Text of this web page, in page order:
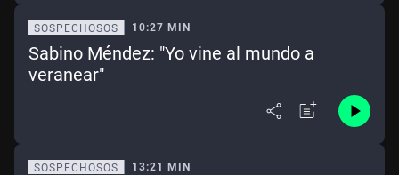
SOSPECHOSOS 10:27 MIN
Sabino Méndez: "Yo vine al mundo a
veranear"
SOSPECHOSOS 13:21 MIN